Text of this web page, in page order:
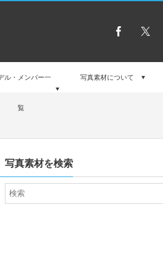
ル・メンバー一
覧
写真素材について
写真素材を検索